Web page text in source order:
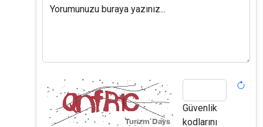
Yorumunuzu buraya yazınız...
Güvenlik
kodlarını